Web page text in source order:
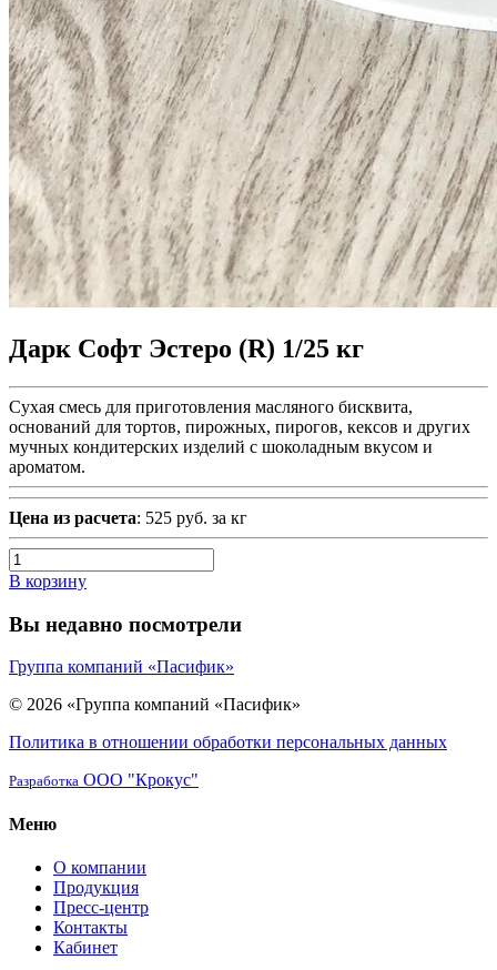
Дарк Софт Эстеро (R) 1/25 кг
Сухая смесь для приготовления масляного бисквита,
оснований для тортов, пирожных, пирогов, кексов и других
мучных кондитерских изделий с шоколадным вкусом и
ароматом.
Цена из расчета: 525 руб. за кг
В корзину
Вы недавно посмотрели
Группа компаний «Пасифик»
© 2026 «Группа компаний «Пасифик»
Политика в отношении обработки персональных данных
Разработка ООО "Крокус"
Меню
О компании
Продукция
Пресс-центр
Контакты
Кабинет